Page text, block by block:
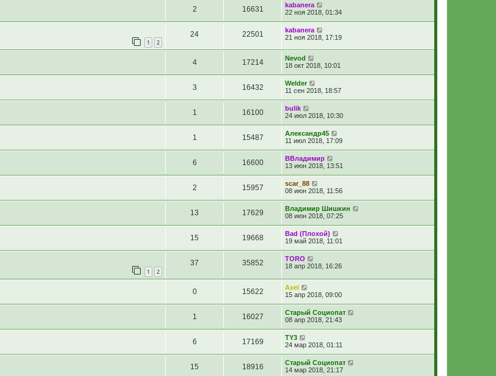
2 16631
kabanera
22 ноя 2018, 01:34
1 2
24 22501
kabanera
21 ноя 2018, 17:19
4 17214
Nevod
18 окт 2018, 10:01
3 16432
Welder
11 сен 2018, 18:57
1 16100
bulik
24 июл 2018, 10:30
1 15487
Александр45
11 июл 2018, 17:09
6 16600
ВВладимир
13 июн 2018, 13:51
2 15957
scar_88
08 июн 2018, 11:56
13 17629
Владимир Шишкин
08 июн 2018, 07:25
15 19668
Bad (Плохой)
19 май 2018, 11:01
1 2
37 35852
TORO
18 апр 2018, 16:26
0 15622
Axel
15 апр 2018, 09:00
1 16027
Старый Социопат
08 апр 2018, 21:43
6 17169
TY3
24 мар 2018, 01:11
15 18916
Старый Социопат
14 мар 2018, 21:17